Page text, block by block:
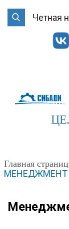
Четная
Главная
МЕНЕДЖМЕНТ